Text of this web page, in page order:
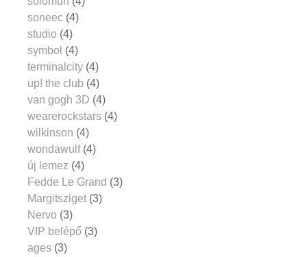
soneec (4)
studio (4)
symbol (4)
terminalcity (4)
up! the club (4)
van gogh 3D (4)
wearerockstars (4)
wilkinson (4)
wondawulf (4)
új lemez (4)
Fedde Le Grand (3)
Margitsziget (3)
Nervo (3)
VIP belépő (3)
ages (3)